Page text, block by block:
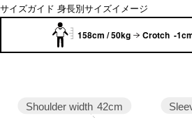
サイズガイド 身長別サイズイメージ
158cm / 50kg Crotch -
Shoulder width 42cm